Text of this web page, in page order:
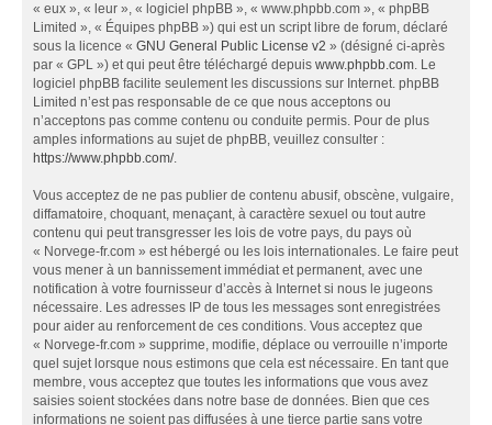
« eux », « leur », « logiciel phpBB », « www.phpbb.com », « phpBB
Limited », « Équipes phpBB ») qui est un script libre de forum, déclaré
sous la licence « GNU General Public License v2 » (désigné ci-après
par « GPL ») et qui peut être téléchargé depuis www.phpbb.com. Le
logiciel phpBB facilite seulement les discussions sur Internet. phpBB
Limited n’est pas responsable de ce que nous acceptons ou
n’acceptons pas comme contenu ou conduite permis. Pour de plus
amples informations au sujet de phpBB, veuillez consulter :
https://www.phpbb.com/.
Vous acceptez de ne pas publier de contenu abusif, obscène, vulgaire,
diffamatoire, choquant, menaçant, à caractère sexuel ou tout autre
contenu qui peut transgresser les lois de votre pays, du pays où
« Norvege-fr.com » est hébergé ou les lois internationales. Le faire peut
vous mener à un bannissement immédiat et permanent, avec une
notification à votre fournisseur d’accès à Internet si nous le jugeons
nécessaire. Les adresses IP de tous les messages sont enregistrées
pour aider au renforcement de ces conditions. Vous acceptez que
« Norvege-fr.com » supprime, modifie, déplace ou verrouille n’importe
quel sujet lorsque nous estimons que cela est nécessaire. En tant que
membre, vous acceptez que toutes les informations que vous avez
saisies soient stockées dans notre base de données. Bien que ces
informations ne soient pas diffusées à une tierce partie sans votre